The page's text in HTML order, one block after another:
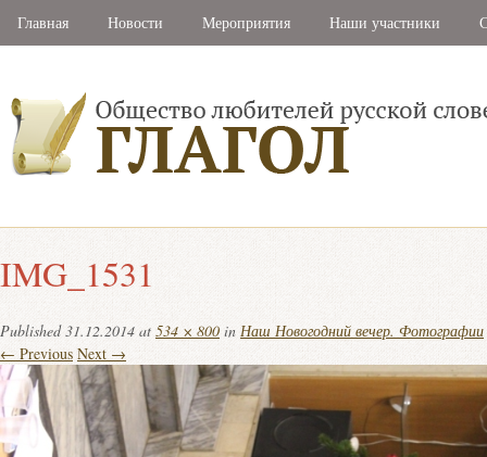
Главная Новости Мероприятия Наши участники
IMG_1531
Published31.12.2014 at 534 × 800 in Наш Новогодний вечер. Фотографии
← Previous Next →